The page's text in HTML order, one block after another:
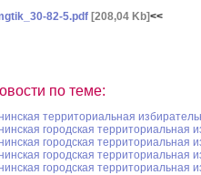
82-5.pdf [208,04 Kb]<<
по теме:
территориальная
городская территориальная
городская территориальная
городская территориальная
городская территориальная